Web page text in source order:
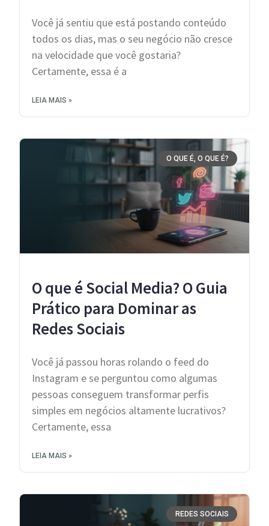
Você já sentiu que está postando conteúdo
todos os dias, mas o seu negócio não cresce
na velocidade que você gostaria?
Certamente, essa é a
LEIA MAIS »
O QUE É, O QUE É?
O que é Social Media? O Guia
Prático para Dominar as
Redes Sociais
Você já passou horas rolando o feed do
Instagram e se perguntou como algumas
pessoas conseguem transformar perfis
simples em negócios altamente lucrativos?
Certamente, essa
LEIA MAIS »
REDES SOCIAIS